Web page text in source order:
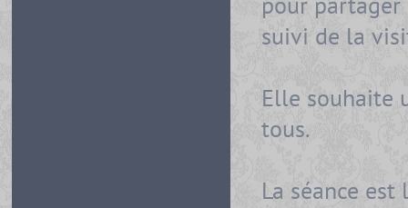
suivi de la
Elle souhaite
tous.
La séance